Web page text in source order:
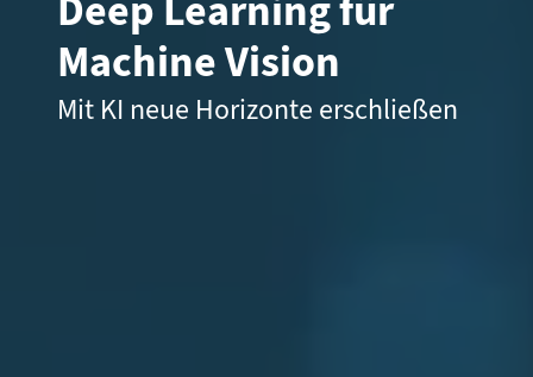
Machine Vision
Mit KI neue Horizonte erschließen